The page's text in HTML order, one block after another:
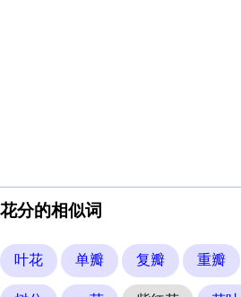
花分的相似词
叶花 单瓣 复瓣 重瓣